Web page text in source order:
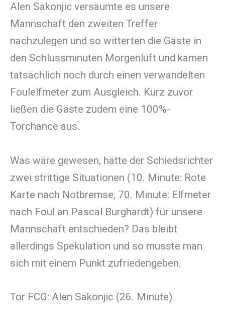
Alen Sakonjic versäumte es unsere
Mannschaft den zweiten Treffer
nachzulegen und so witterten die Gäste in
den Schlussminuten Morgenluft und kamen
tatsächlich noch durch einen verwandelten
Foulelfmeter zum Ausgleich. Kurz zuvor
ließen die Gäste zudem eine 100%-
Torchance aus.
Was wäre gewesen, hätte der Schiedsrichter
zwei strittige Situationen (10. Minute: Rote
Karte nach Notbremse, 70. Minute: Elfmeter
nach Foul an Pascal Burghardt) für unsere
Mannschaft entschieden? Das bleibt
allerdings Spekulation und so musste man
sich mit einem Punkt zufriedengeben.
Tor FCG: Alen Sakonjic (26. Minute).